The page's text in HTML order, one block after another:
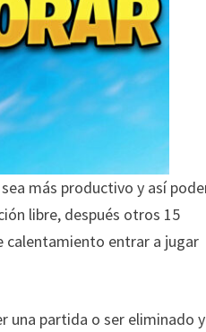
más productivo y así
libre, después otros 15
calentamiento entrar a jugar
una partida o ser eliminado y